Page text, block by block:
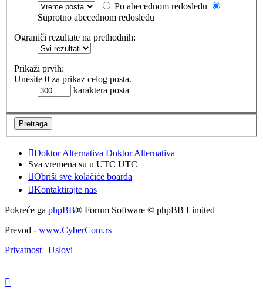
Po abecednom redosledu
Suprotno abecednom redosledu
Ograniči rezultate na prethodnih:
Prikaži prvih:
Unesite 0 za prikaz celog posta.
karaktera posta
Doktor Alternativa Doktor Alternativa
Sva vremena su u UTC UTC
Obriši sve kolačiće boarda
Kontaktirajte nas
Pokreće ga phpBB® Forum Software © phpBB Limited
Prevod - www.CyberCom.rs
Privatnost | Uslovi